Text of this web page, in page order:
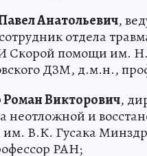
Анатольевич,
отдела
Скорой помощи им.
ДЗМ, д.м.н.,
Викторович,
неотложной и
В.К. Гусака
РАН;